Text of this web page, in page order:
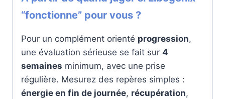
“fonctionne” pour vous ?
Pour un complément orienté progression,
une évaluation sérieuse se fait sur 4
semaines minimum, avec une prise
régulière. Mesurez des repères simples :
énergie en fin de journée, récupération,